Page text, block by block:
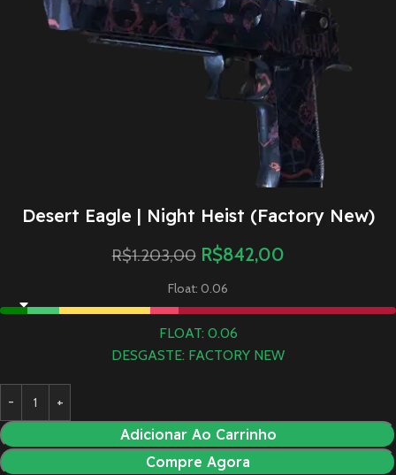
Desert Eagle | Night Heist (Factory New)
R$1.203,00 R$842,00
Float: 0.06
FLOAT: 0.06
DESGASTE: FACTORY NEW
Adicionar Ao Carrinho
Compre Agora